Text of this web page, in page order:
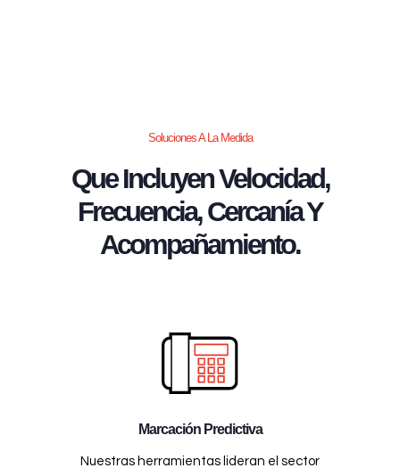
Soluciones A La Medida
Que Incluyen Velocidad,
Frecuencia, Cercanía Y
Acompañamiento.
Marcación Predictiva
Nuestras herramientas lideran el sector